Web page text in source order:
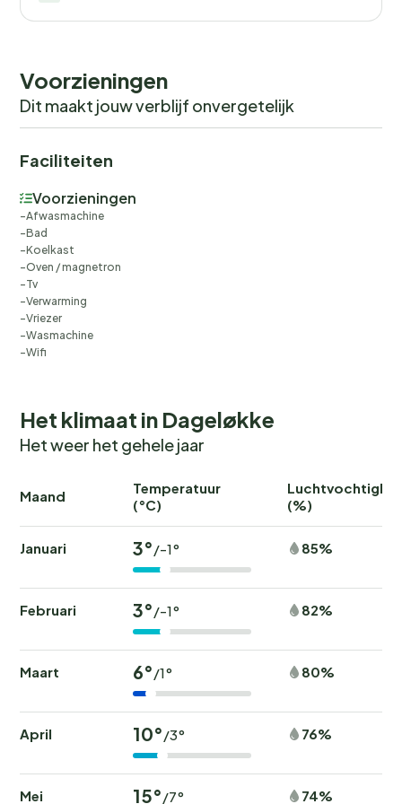
Voorzieningen
Dit maakt jouw verblijf onvergetelijk
Faciliteiten
Voorzieningen
Afwasmachine
Bad
Koelkast
Oven / magnetron
Tv
Verwarming
Vriezer
Wasmachine
Wifi
Het klimaat in Dageløkke
Het weer het gehele jaar
Maand
Temperatuur
(°C)
(%)
Januari 3°/-1° 85%
Februari 3°/-1° 82%
Maart 6°/1° 80%
April 10°/3° 76%
Mei 15°/7° 74%